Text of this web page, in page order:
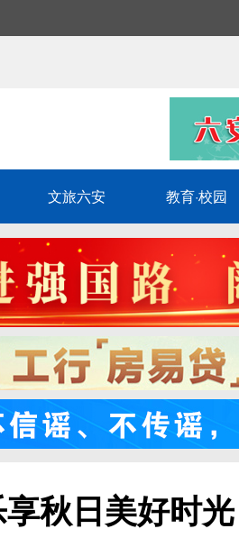
文旅六安 教育·校园
秋日美好时光